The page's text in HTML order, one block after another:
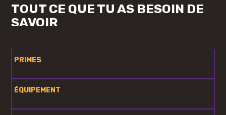
TOUT CE QUE TU AS BESOIN DE
SAVOIR
PRIMES
ÉQUIPEMENT